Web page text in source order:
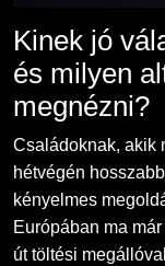
Kinek jó
és milyen
megnézni?
Családoknak, akik
hétvégén
kényelmes
Európában ma
út töltési